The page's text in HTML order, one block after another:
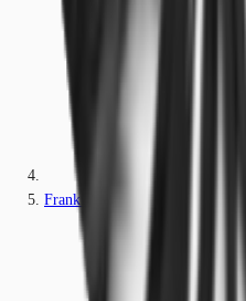
Frankfurt am Main